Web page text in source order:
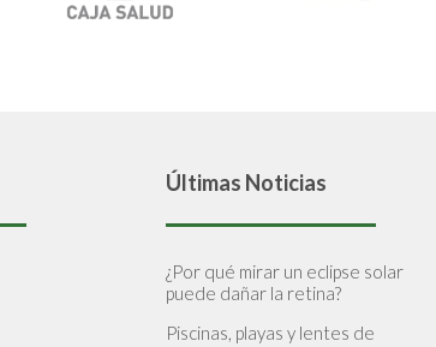
Últimas Noticias
¿Por qué mirar un eclipse solar
puede dañar la retina?
Piscinas, playas y lentes de